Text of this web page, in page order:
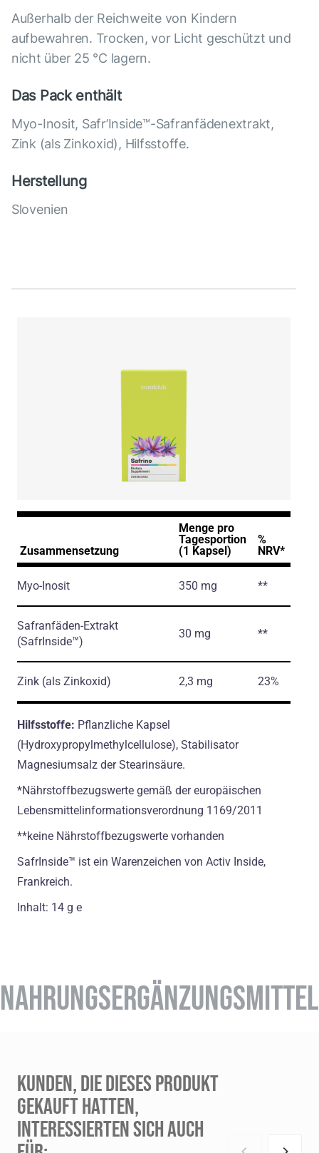
Außerhalb der Reichweite von Kindern
aufbewahren. Trocken, vor Licht geschützt und
nicht über 25 °С lagern.
Das Pack enthält
Myo-Inosit, Safr’Inside™-Safranfädenextrakt,
Zink (als Zinkoxid), Hilfsstoffe.
Herstellung
Slovenien
Zusammensetzung
Menge pro
Tagesportion
(1 Kapsel)
%
NRV*
Myo-Inosit 350 mg **
Safranfäden-Extrakt
(SafrInside™)
30 mg **
Zink (als Zinkoxid) 2,3 mg 23%
Hilfsstoffe: Pflanzliche Kapsel
(Hydroxypropylmethylcellulose), Stabilisator
Magnesiumsalz der Stearinsäure.
*Nährstoffbezugswerte gemäß der europäischen
Lebensmittelinformationsverordnung 1169/2011
**keine Nährstoffbezugswerte vorhanden
SafrInside™ ist ein Warenzeichen von Activ Inside,
Frankreich.
Inhalt: 14 g e
NAHRUNGSERGÄNZUNGSMITTEL
KUNDEN, DIE DIESES PRODUKT
GEKAUFT HATTEN,
INTERESSIERTEN SICH AUCH